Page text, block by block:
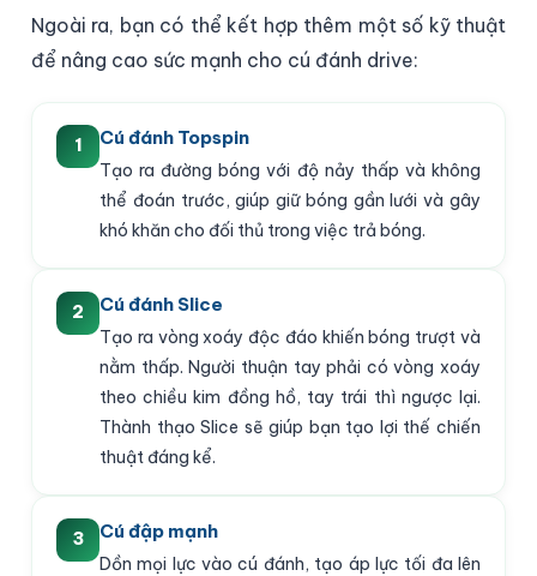
Ngoài ra, bạn có thể kết hợp thêm một số kỹ thuật
để nâng cao sức mạnh cho cú đánh drive:
1 Cú đánh Topspin
Tạo ra đường bóng với độ nảy thấp và không
thể đoán trước, giúp giữ bóng gần lưới và gây
khó khăn cho đối thủ trong việc trả bóng.
2 Cú đánh Slice
Tạo ra vòng xoáy độc đáo khiến bóng trượt và
nằm thấp. Người thuận tay phải có vòng xoáy
theo chiều kim đồng hồ, tay trái thì ngược lại.
Thành thạo Slice sẽ giúp bạn tạo lợi thế chiến
thuật đáng kể.
3 Cú đập mạnh
Dồn mọi lực vào cú đánh, tạo áp lực tối đa lên